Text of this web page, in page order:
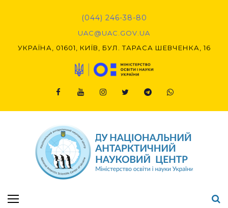
(044) 246-38-80
UAC@UAC.GOV.UA​​
УКРАЇНА, 01601, КИЇВ, БУЛ. ТАРАСА ШЕВЧЕНКА, 16